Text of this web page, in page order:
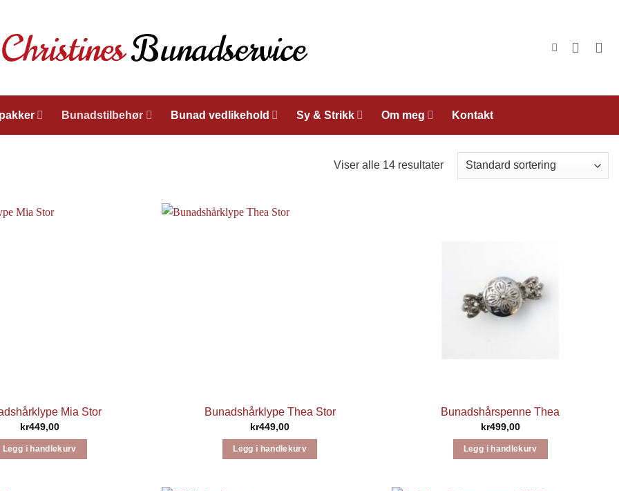
Bunadstilbehør Bunad vedlikehold Sy & Strikk Om meg Kontakt
Viser alle 14 resultater
Mia Stor
kr449,00
Legg i handlekurv
Bunadshårklype Thea Stor
kr449,00
Legg i handlekurv
Bunadshårspenne Thea
kr499,00
Legg i handlekurv